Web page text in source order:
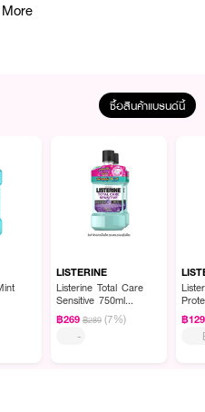
ไรด์ในลิสเตอรีน ทาร์ทาร์ โพรเทคชัน
รงฟันอย่างเดียวพิเศษ ด้วยผสม 4
ซื้อสินค้าแบรนด์นี้
LISTERINE
Listerine Total Care
Sensitive 750ml
Twinpack
฿269 ฿289 (7%)
-
฿129